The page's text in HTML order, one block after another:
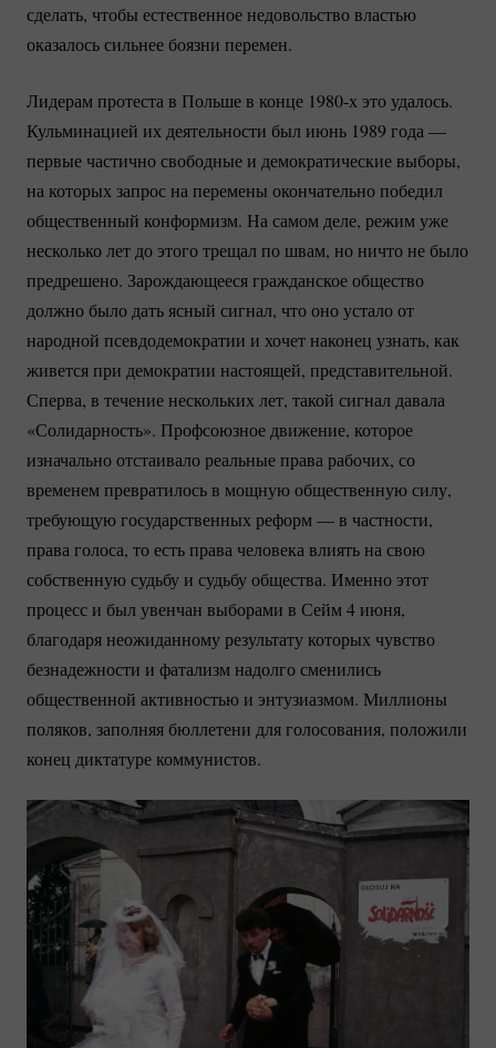
сделать, чтобы естественное недовольство властью
оказалось сильнее боязни перемен.
Лидерам протеста в Польше в конце 1980-х это удалось.
Кульминацией их деятельности был июнь 1989 года —
первые частично свободные и демократические выборы,
на которых запрос на перемены окончательно победил
общественный конформизм. На самом деле, режим уже
несколько лет до этого трещал по швам, но ничто не было
предрешено. Зарождающееся гражданское общество
должно было дать ясный сигнал, что оно устало от
народной псевдодемократии и хочет наконец узнать, как
живется при демократии настоящей, представительной.
Сперва, в течение нескольких лет, такой сигнал давала
«Солидарность». Профсоюзное движение, которое
изначально отстаивало реальные права рабочих, со
временем превратилось в мощную общественную силу,
требующую государственных реформ — в частности,
права голоса, то есть права человека влиять на свою
собственную судьбу и судьбу общества. Именно этот
процесс и был увенчан выборами в Сейм 4 июня,
благодаря неожиданному результату которых чувство
безнадежности и фатализм надолго сменились
общественной активностью и энтузиазмом. Миллионы
поляков, заполняя бюллетени для голосования, положили
конец диктатуре коммунистов.